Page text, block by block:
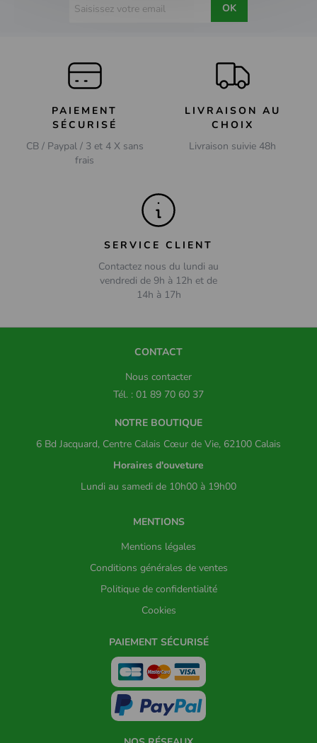
OK
PAIEMENT
SÉCURISÉ
CB / Paypal / 3 et 4 X sans
frais
LIVRAISON AU
CHOIX
Livraison suivie 48h
SERVICE CLIENT
Contactez nous du lundi au
vendredi de 9h à 12h et de
14h à 17h
CONTACT
Nous contacter
Tél. : 01 89 70 60 37
NOTRE BOUTIQUE
6 Bd Jacquard, Centre Calais Cœur de Vie, 62100 Calais
Horaires d'ouveture
Lundi au samedi de 10h00 à 19h00
MENTIONS
Mentions légales
Conditions générales de ventes
Politique de confidentialité
Cookies
PAIEMENT SÉCURISÉ